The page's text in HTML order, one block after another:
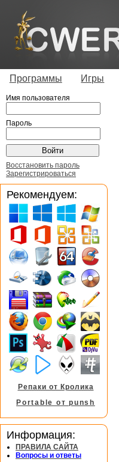
Программы Игры
Имя пользователя
Пароль
Восстановить пароль
Зарегистрироваться
Рекомендуем:
Репаки от Кролика
Portable от punsh
Информация:
ПРАВИЛА САЙТА
Вопросы и ответы